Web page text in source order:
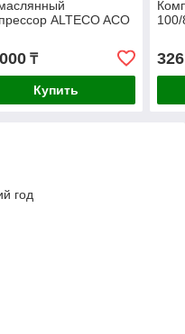
ALTECO ACO
₸
Купить
год